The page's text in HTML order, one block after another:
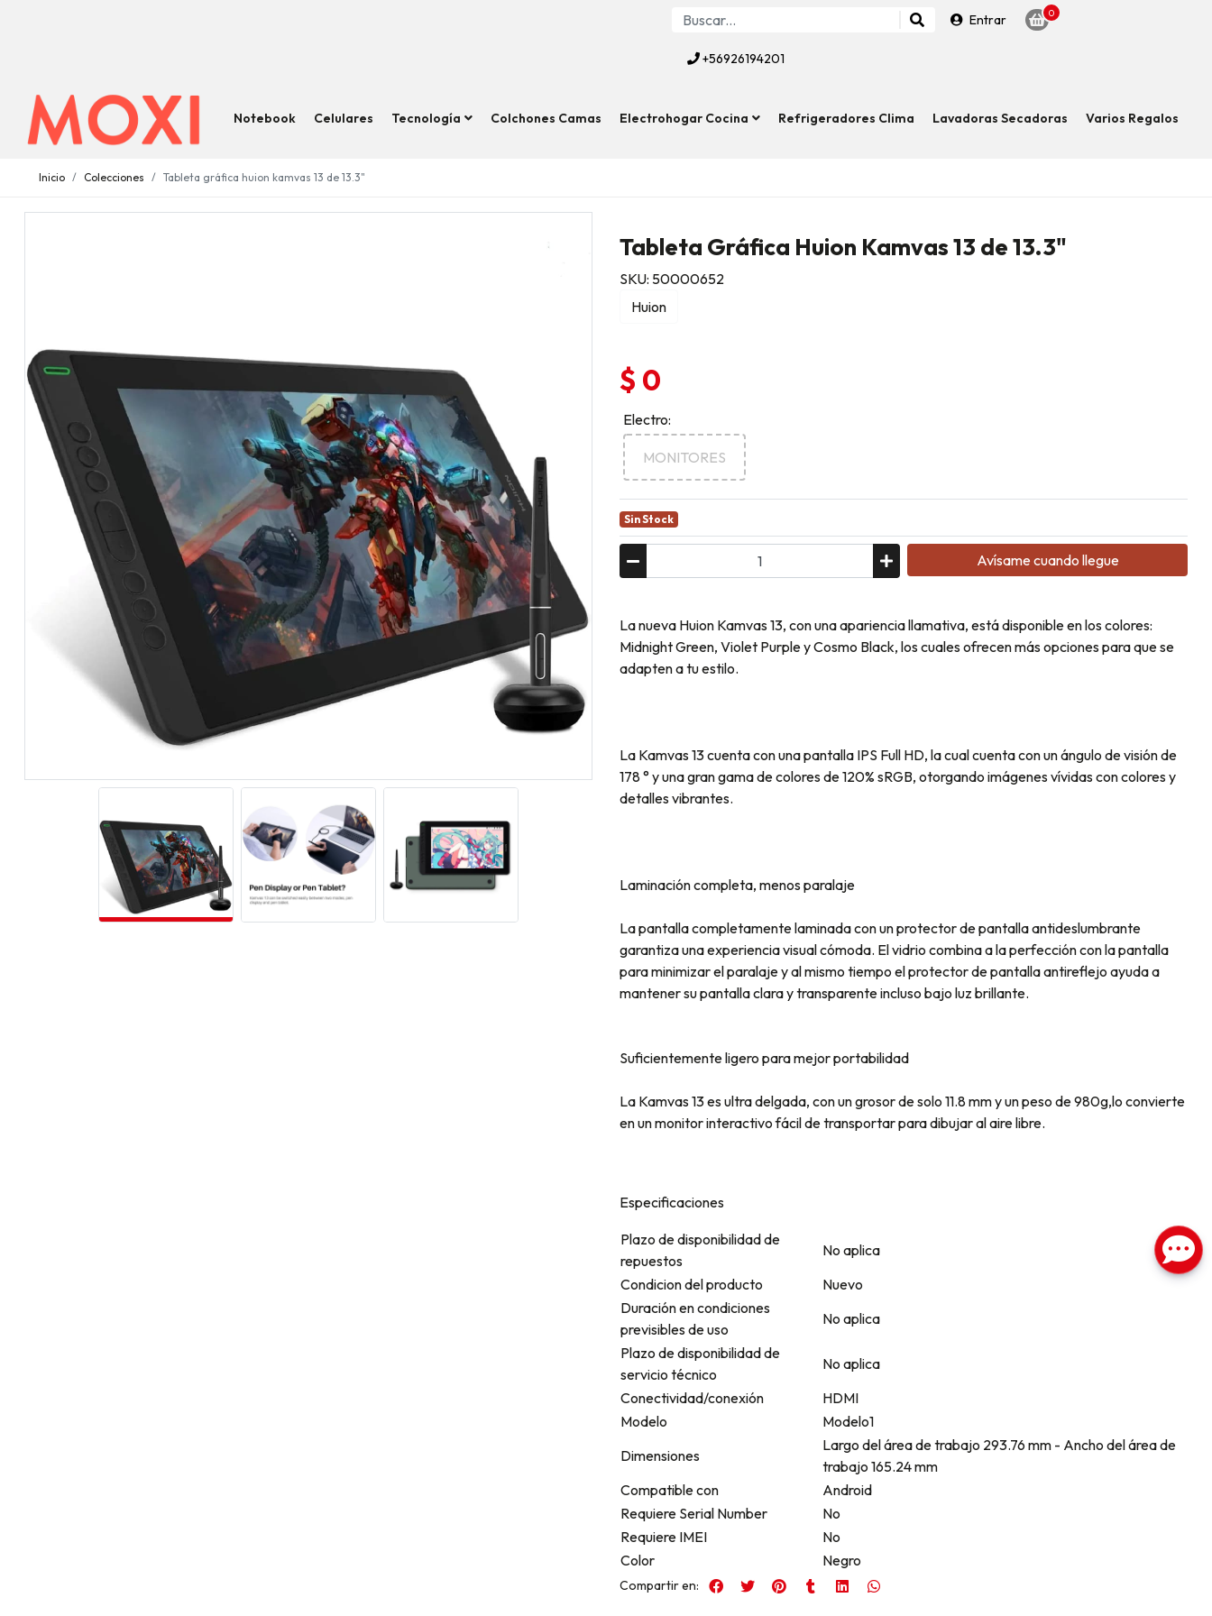
Entrar 0
+56926194201
Notebook Celulares Tecnología Colchones Camas Electrohogar Cocina Refrigeradores Clima Lavadoras Secadoras Varios Regalos
Inicio Colecciones Tableta gráfica huion kamvas 13 de 13.3"
Tableta Gráfica Huion Kamvas 13 de 13.3"
SKU: 50000652
Huion
$ 0
Electro:
MONITORES
Sin Stock
Avísame cuando llegue
La nueva Huion Kamvas 13, con una apariencia llamativa, está disponible en los colores:
Midnight Green, Violet Purple y Cosmo Black, los cuales ofrecen más opciones para que se
adapten a tu estilo.
La Kamvas 13 cuenta con una pantalla IPS Full HD, la cual cuenta con un ángulo de visión de
178 ° y una gran gama de colores de 120% sRGB, otorgando imágenes vívidas con colores y
detalles vibrantes.
Laminación completa, menos paralaje
La pantalla completamente laminada con un protector de pantalla antideslumbrante
garantiza una experiencia visual cómoda. El vidrio combina a la perfección con la pantalla
para minimizar el paralaje y al mismo tiempo el protector de pantalla antireflejo ayuda a
mantener su pantalla clara y transparente incluso bajo luz brillante.
Suficientemente ligero para mejor portabilidad
La Kamvas 13 es ultra delgada, con un grosor de solo 11.8 mm y un peso de 980g,lo convierte
en un monitor interactivo fácil de transportar para dibujar al aire libre.
Especificaciones
Plazo de disponibilidad de
repuestos
No aplica
Condicion del producto
Nuevo
Duración en condiciones
previsibles de uso
No aplica
Plazo de disponibilidad de
servicio técnico
No aplica
Conectividad/conexión
HDMI
Modelo
Modelo1
Dimensiones
Largo del área de trabajo 293.76 mm - Ancho del área de
trabajo 165.24 mm
Compatible con
Android
Requiere Serial Number
No
Requiere IMEI
No
Color
Negro
Compartir en: